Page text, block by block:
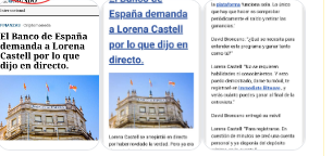
-
9hmFqgGD?